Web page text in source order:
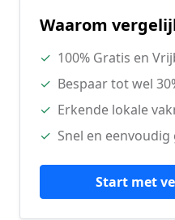
Waarom
✓ 100% Gratis en
✓ Bespaar tot wel
✓ Erkende lokale
✓ Snel en
Start met